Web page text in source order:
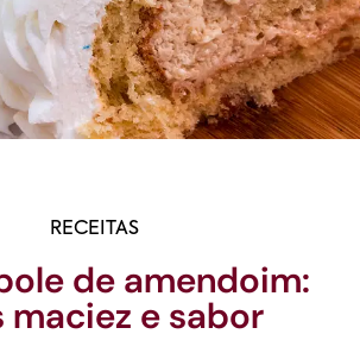
RECEITAS
de amendoim:
maciez e sabor